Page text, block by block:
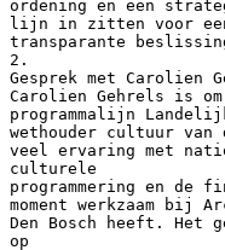
ordening en een
lijn in zitten voor
transparante
2.
Gesprek met Carolien
Carolien Gehrels is
programmalijn
wethouder cultuur van
veel ervaring met
culturele
programmering en
moment werkzaam bij
Den Bosch heeft. Het
op